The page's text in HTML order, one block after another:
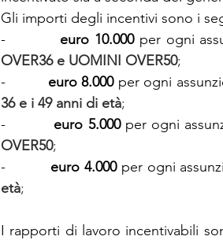
Gli importi degli incentivi sono i
-
euro 10.000 per ogni
OVER36 e UOMINI OVER50;
-
euro 8.000 per ogni
36 e i 49 anni di età;
-
euro 5.000 per ogni
OVER50;
-
euro 4.000 per ogni
età;
I rapporti di lavoro incentivabili